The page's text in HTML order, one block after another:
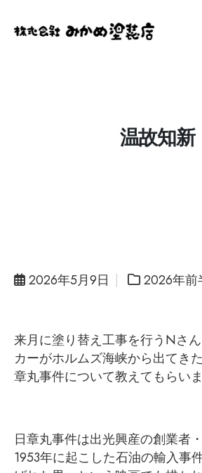
温故知新
2026年5月9日 2026年前
来月に塗り替え工事を行うNさ
カーがホルムズ海峡から出てき
章丸事件について教えてもらいま
日章丸事件は出光興産の創業者
1953年に起こした石油の輸入事